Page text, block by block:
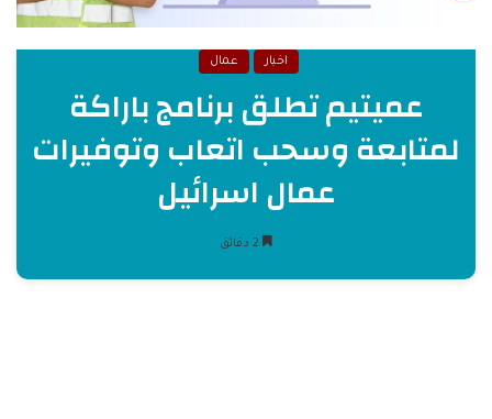
اخبار عمال
عميتيم تطلق برنامج باراكة
لمتابعة وسحب اتعاب وتوفيرات
عمال اسرائيل